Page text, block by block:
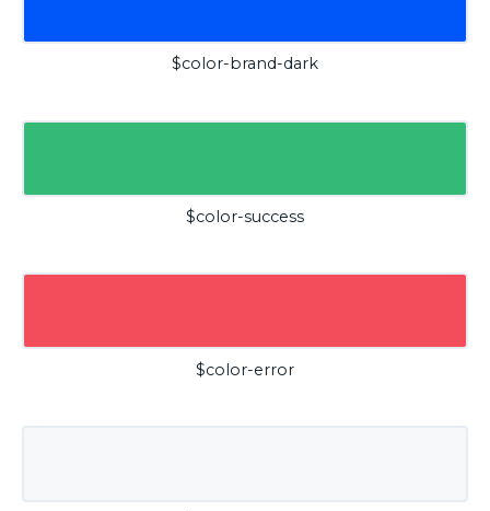
$color-brand-dark
$color-success
$color-error